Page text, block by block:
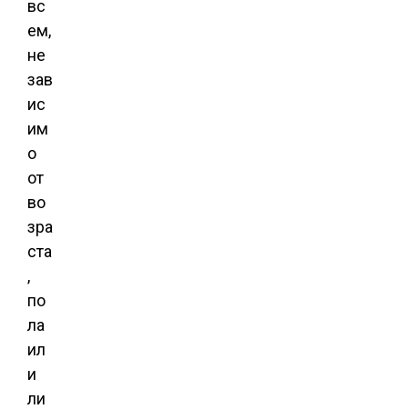
вс
ем,
не
зав
ис
им
о
от
во
зра
ста
,
по
ла
ил
и
ли